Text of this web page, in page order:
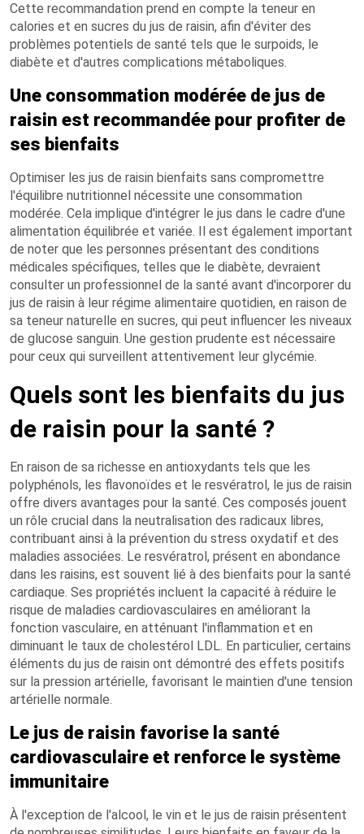
Cette recommandation prend en compte la teneur en
calories et en sucres du jus de raisin, afin d'éviter des
problèmes potentiels de santé tels que le surpoids, le
diabète et d'autres complications métaboliques.
Une consommation modérée de jus de
raisin est recommandée pour profiter de
ses bienfaits
Optimiser les jus de raisin bienfaits sans compromettre
l'équilibre nutritionnel nécessite une consommation
modérée. Cela implique d'intégrer le jus dans le cadre d'une
alimentation équilibrée et variée. Il est également important
de noter que les personnes présentant des conditions
médicales spécifiques, telles que le diabète, devraient
consulter un professionnel de la santé avant d'incorporer du
jus de raisin à leur régime alimentaire quotidien, en raison de
sa teneur naturelle en sucres, qui peut influencer les niveaux
de glucose sanguin. Une gestion prudente est nécessaire
pour ceux qui surveillent attentivement leur glycémie.
Quels sont les bienfaits du jus
de raisin pour la santé ?
En raison de sa richesse en antioxydants tels que les
polyphénols, les flavonoïdes et le resvératrol, le jus de raisin
offre divers avantages pour la santé. Ces composés jouent
un rôle crucial dans la neutralisation des radicaux libres,
contribuant ainsi à la prévention du stress oxydatif et des
maladies associées. Le resvératrol, présent en abondance
dans les raisins, est souvent lié à des bienfaits pour la santé
cardiaque. Ses propriétés incluent la capacité à réduire le
risque de maladies cardiovasculaires en améliorant la
fonction vasculaire, en atténuant l'inflammation et en
diminuant le taux de cholestérol LDL. En particulier, certains
éléments du jus de raisin ont démontré des effets positifs
sur la pression artérielle, favorisant le maintien d'une tension
artérielle normale.
Le jus de raisin favorise la santé
cardiovasculaire et renforce le système
immunitaire
À l'exception de l'alcool, le vin et le jus de raisin présentent